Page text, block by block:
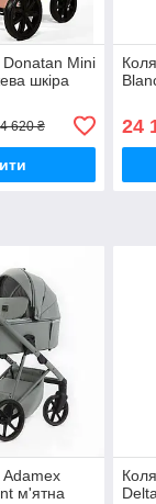
Donatan Mini
шкіра
620 ₴ 24
Adamex
м'ятна